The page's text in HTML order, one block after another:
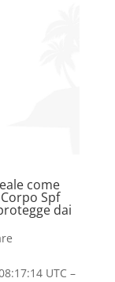
come
Spf
dai
UTC –